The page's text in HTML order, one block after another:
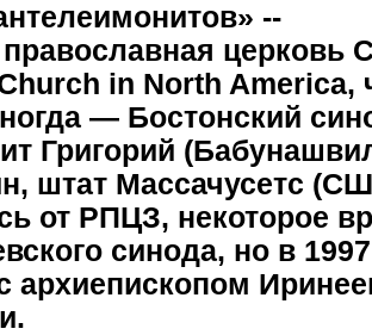
--
церковь
in North America,
— Бостонский
Григорий
штат Массачусетс
от РПЦЗ, некоторое
синода, но в
архиепископом